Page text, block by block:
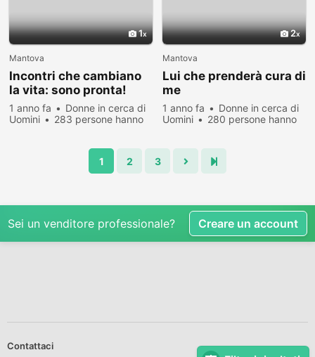
1
Mantova
Incontri che cambiano
la vita: sono pronta!
1 anno fa
Donne in cerca di
Uomini
283 persone hanno
2
Mantova
Lui che prenderà cura di
me
1 anno fa
Donne in cerca di
Uomini
280 persone hanno
1 2 3
Sei un venditore professionale? Creare un account
Contattaci